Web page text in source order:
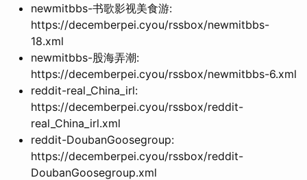
newmitbbs-书歌影视美食游:
https://decemberpei.cyou/rssbox/newmitbbs-
18.xml
newmitbbs-股海弄潮:
https://decemberpei.cyou/rssbox/newmitbbs-6.xml
reddit-real_China_irl:
https://decemberpei.cyou/rssbox/reddit-
real_China_irl.xml
reddit-DoubanGoosegroup:
https://decemberpei.cyou/rssbox/reddit-
DoubanGoosegroup.xml